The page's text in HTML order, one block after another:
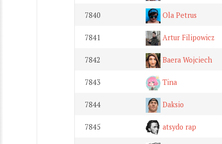
7840 Ola Petrus
7841 Artur Filipowicz
7842 Baera Wojciech
7843 Tina
7844 Daksio
7845 atsydo rap